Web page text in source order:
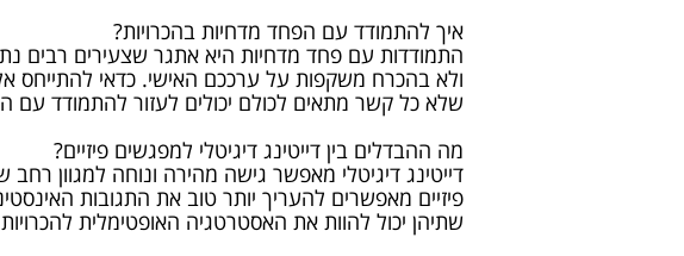
איך להתמודד עם הפחד מדחיות בהכרויות?
התמודדות עם פחד מדחיות היא אתגר שצעירים רבים
ולא בהכרח משקפות על ערככם האישי. כדאי להתייחס
שלא כל קשר מתאים לכולם יכולים לעזור להתמודד עם
מה ההבדלים בין דייטינג דיגיטלי למפגשים פיזיים?
דייטינג דיגיטלי מאפשר גישה מהירה ונוחה למגוון
פיזיים מאפשרים להעריך יותר טוב את התגובות
שתיהן יכול להוות את האסטרטגיה האופטימלית